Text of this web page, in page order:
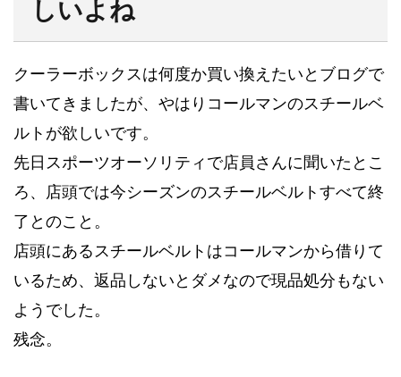
しいよね
クーラーボックスは何度か買い換えたいとブログで
書いてきましたが、やはりコールマンのスチールベ
ルトが欲しいです。
先日スポーツオーソリティで店員さんに聞いたとこ
ろ、店頭では今シーズンのスチールベルトすべて終
了とのこと。
店頭にあるスチールベルトはコールマンから借りて
いるため、返品しないとダメなので現品処分もない
ようでした。
残念。